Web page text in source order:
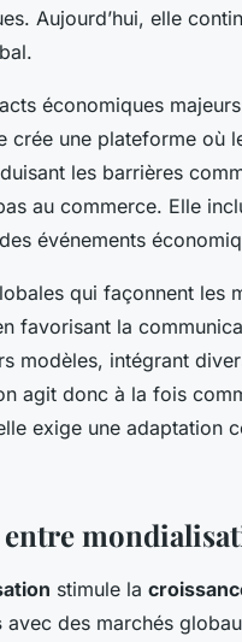
Aujourd’hui, elle
économiques
crée une plateforme où
les barrières
au commerce. Elle
événements
qui façonnent les
favorisant la
modèles, intégrant
agit donc à la fois
exige une adaptation
stimule la
avec des marchés